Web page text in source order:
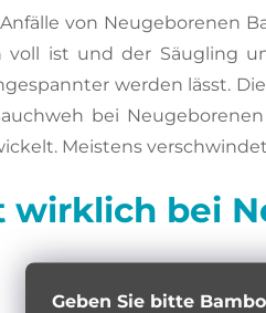
Geben Sie bitte
von Neugeborenen
voll ist und der Säugling
werden lässt.
bei
Meistens
wirklich bei